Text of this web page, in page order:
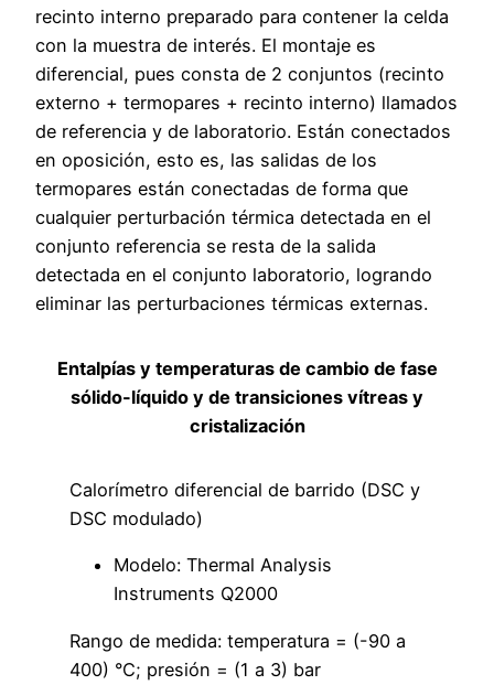
recinto interno preparado para contener la celda
con la muestra de interés. El montaje es
diferencial, pues consta de 2 conjuntos (recinto
externo + termopares + recinto interno) llamados
de referencia y de laboratorio. Están conectados
en oposición, esto es, las salidas de los
termopares están conectadas de forma que
cualquier perturbación térmica detectada en el
conjunto referencia se resta de la salida
detectada en el conjunto laboratorio, logrando
eliminar las perturbaciones térmicas externas.
Entalpías y temperaturas de cambio de fase
sólido-líquido y de transiciones vítreas y
cristalización
Calorímetro diferencial de barrido (DSC y
DSC modulado)
Modelo: Thermal Analysis
Instruments Q2000
Rango de medida: temperatura = (-90 a
400) °C; presión = (1 a 3) bar